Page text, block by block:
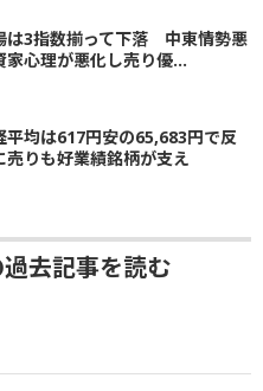
は3指数揃って下落 中東情勢悪
家心理が悪化し売り優...
平均は617円安の65,683円で反
りも好業績銘柄が支え
過去記事を読む